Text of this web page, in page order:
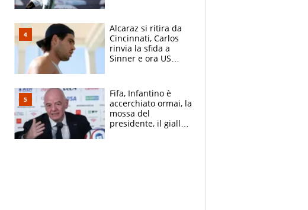
Alcaraz si ritira da
Cincinnati, Carlos
rinvia la sfida a
Sinner e ora US
Fifa, Infantino è
accerchiato ormai, la
mossa del
presidente, il giallo